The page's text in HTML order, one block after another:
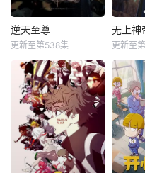
逆天至尊
更新至第538集
无上神
更新至